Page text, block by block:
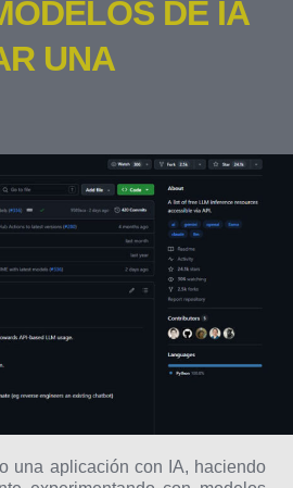
DE IA
UNA
una aplicación con IA, haciendo